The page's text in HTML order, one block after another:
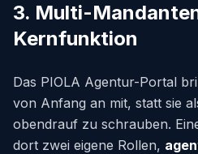
3. Multi-
Kernfunktion
Das PIOLA Agentur-Portal
von Anfang an mit, statt sie
obendrauf zu schrauben.
dort zwei eigene Rollen,